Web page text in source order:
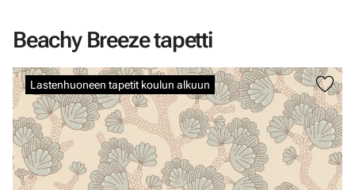
Beachy Breeze tapetti
Lastenhuoneen tapetit koulun alkuun
Ohita kuvat